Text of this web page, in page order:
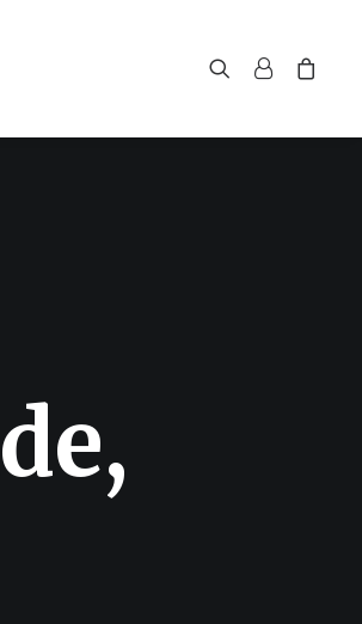
de,